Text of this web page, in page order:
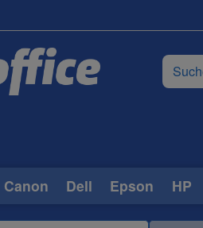
Canon Dell Epson HP